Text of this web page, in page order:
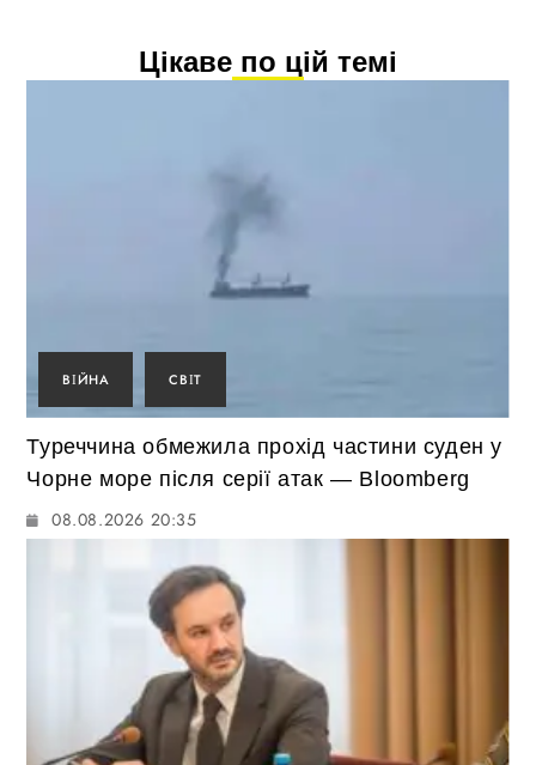
Цікаве по цій темі
ВІЙНА СВІТ
Туреччина обмежила прохід частини суден у
Чорне море після серії атак — Bloomberg
08.08.2026 20:35